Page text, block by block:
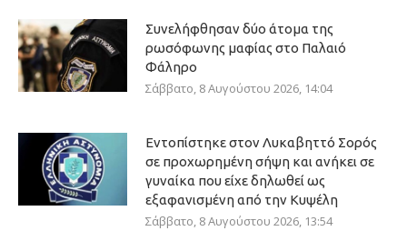
Συνελήφθησαν δύο άτομα της
ρωσόφωνης μαφίας στο Παλαιό
Φάληρο
Σάββατο, 8 Αυγούστου 2026, 14:04
Εντοπίστηκε στον Λυκαβηττό Σορός
σε προχωρημένη σήψη και ανήκει σε
γυναίκα που είχε δηλωθεί ως
εξαφανισμένη από την Κυψέλη
Σάββατο, 8 Αυγούστου 2026, 13:54